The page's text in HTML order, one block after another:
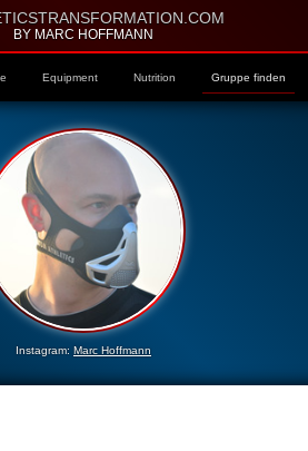
BY MARC HOFFMANN
Equipment Nutrition Gruppe finden
Instagram: Marc Hoffmann